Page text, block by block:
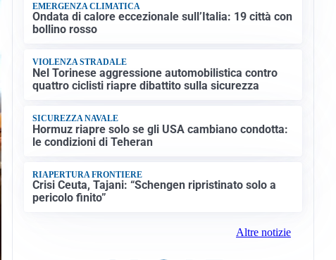
EMERGENZA CLIMATICA
Ondata di calore eccezionale sull’Italia: 19 città con
bollino rosso
VIOLENZA STRADALE
Nel Torinese aggressione automobilistica contro
quattro ciclisti riapre dibattito sulla sicurezza
SICUREZZA NAVALE
Hormuz riapre solo se gli USA cambiano condotta:
le condizioni di Teheran
RIAPERTURA FRONTIERE
Crisi Ceuta, Tajani: “Schengen ripristinato solo a
pericolo finito”
Altre notizie